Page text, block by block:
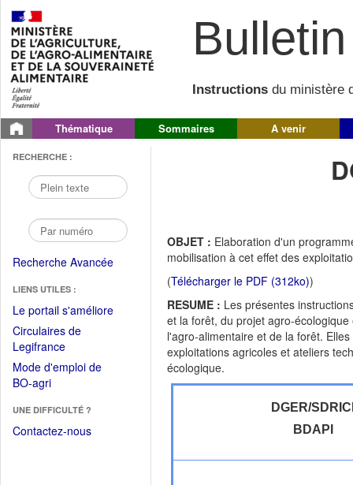
Instructions du ministère
Thématique Sommaires A venir
RECHERCHE :
Recherche Avancée
LIENS UTILES :
Le portail s'améliore(Fichier
Circulaires de
Legifrance(Ouvrir
dans
une
fenêtre)
Mode d'emploi de
BO-agri(Ouvrir
une
nouvelle
UNE DIFFICULTÉ ?
Contactez-nous
OBJET : Elaboration d'un
mobilisation à cet effet des
(Télécharger le PDF (312ko))
RESUME : Les présentes
et la forêt, du projet agro-
l'agro-alimentaire et de la forêt.
exploitations agricoles et ateliers
écologique.
DGER/
BDAPI